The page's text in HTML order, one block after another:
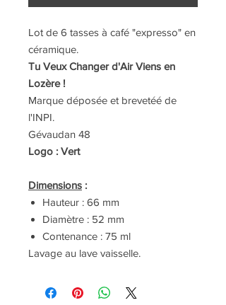
Lot de 6 tasses à café "expresso" en
céramique.
Tu Veux Changer d'Air Viens en
Lozère !
Marque déposée et brevetéé de
l'INPI.
Gévaudan 48
Logo : Vert
Dimensions :
Hauteur : 66 mm
Diamètre : 52 mm
Contenance : 75 ml
Lavage au lave vaisselle.